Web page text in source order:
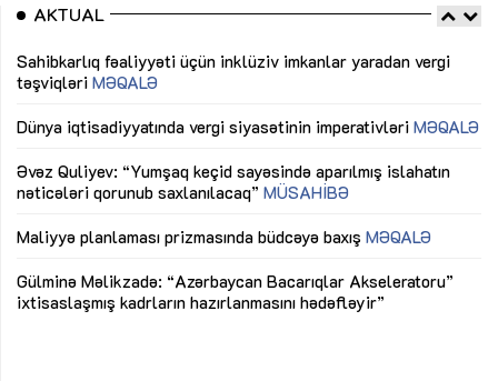
AKTUAL
Sahibkarlıq fəaliyyəti üçün inklüziv imkanlar yaradan vergi
təşviqləri MƏQALƏ
Dünya iqtisadiyyatında vergi siyasətinin imperativləri MƏQALƏ
Əvəz Quliyev: “Yumşaq keçid sayəsində aparılmış islahatın
nəticələri qorunub saxlanılacaq” MÜSAHİBƏ
Maliyyə planlaması prizmasında büdcəyə baxış MƏQALƏ
Gülminə Məlikzadə: “Azərbaycan Bacarıqlar Akseleratoru”
ixtisaslaşmış kadrların hazırlanmasını hədəfləyir”